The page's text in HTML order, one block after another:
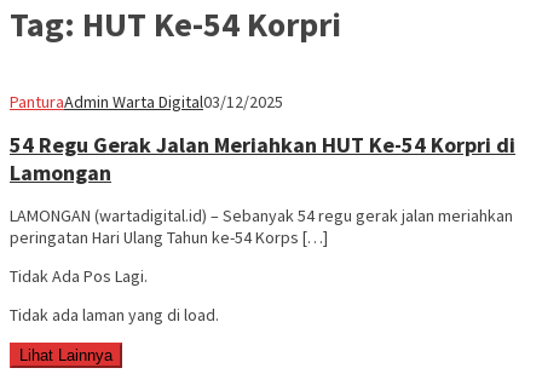
Tag: HUT Ke-54 Korpri
PanturaAdmin Warta Digital03/12/2025
54 Regu Gerak Jalan Meriahkan HUT Ke-54 Korpri di
Lamongan
LAMONGAN (wartadigital.id) – Sebanyak 54 regu gerak jalan meriahkan
peringatan Hari Ulang Tahun ke-54 Korps […]
Tidak Ada Pos Lagi.
Tidak ada laman yang di load.
Lihat Lainnya